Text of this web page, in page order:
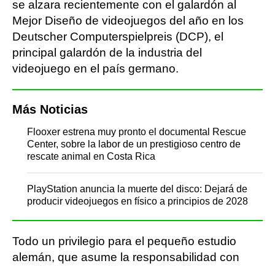
se alzara recientemente con el galardón al
Mejor Diseño de videojuegos del año en los
Deutscher Computerspielpreis (DCP), el
principal galardón de la industria del
videojuego en el país germano.
Más Noticias
Flooxer estrena muy pronto el documental Rescue
Center, sobre la labor de un prestigioso centro de
rescate animal en Costa Rica
PlayStation anuncia la muerte del disco: Dejará de
producir videojuegos en físico a principios de 2028
Todo un privilegio para el pequeño estudio
alemán, que asume la responsabilidad con